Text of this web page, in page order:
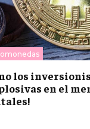
los
en el